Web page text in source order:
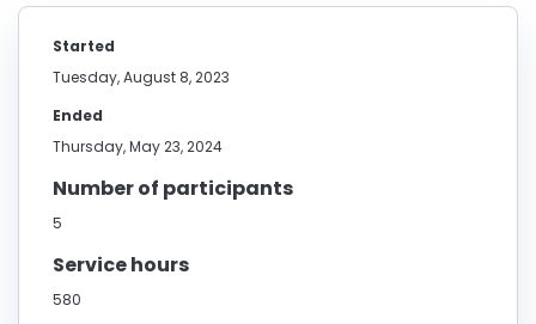
Started
Tuesday, August 8, 2023
Ended
Thursday, May 23, 2024
Number of participants
5
Service hours
580